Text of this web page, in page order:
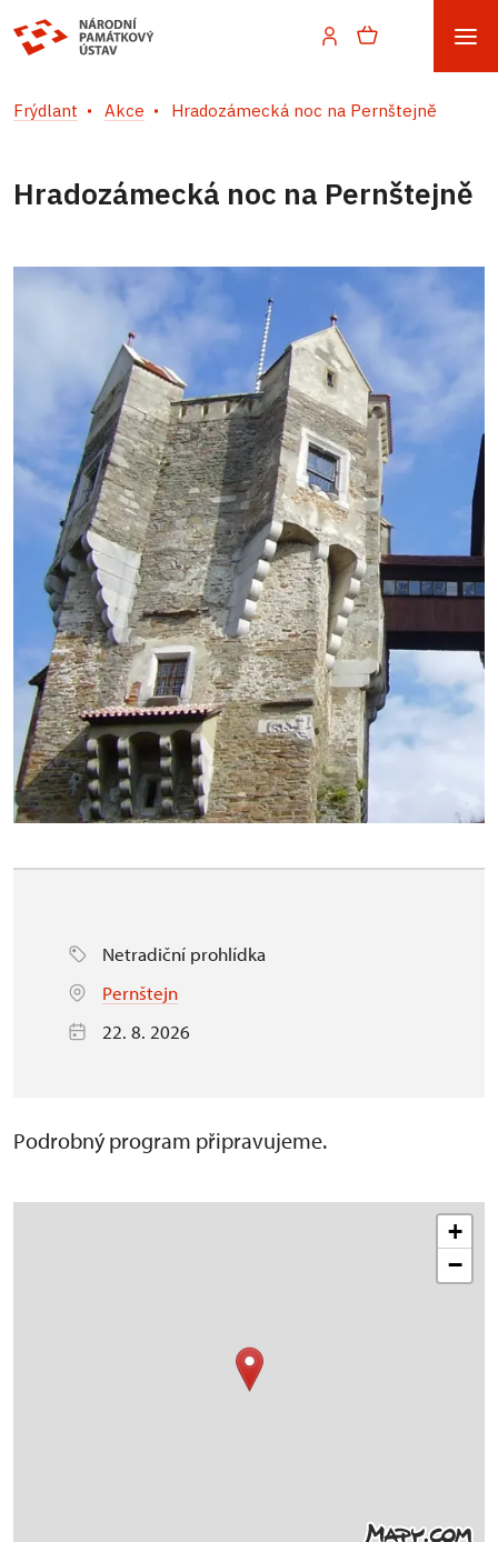
Frýdlant Akce Hradozámecká noc na Pernštejně
Hradozámecká noc na Pernštejně
Netradiční prohlídka
Pernštejn
22. 8. 2026
Podrobný program připravujeme.
+
−